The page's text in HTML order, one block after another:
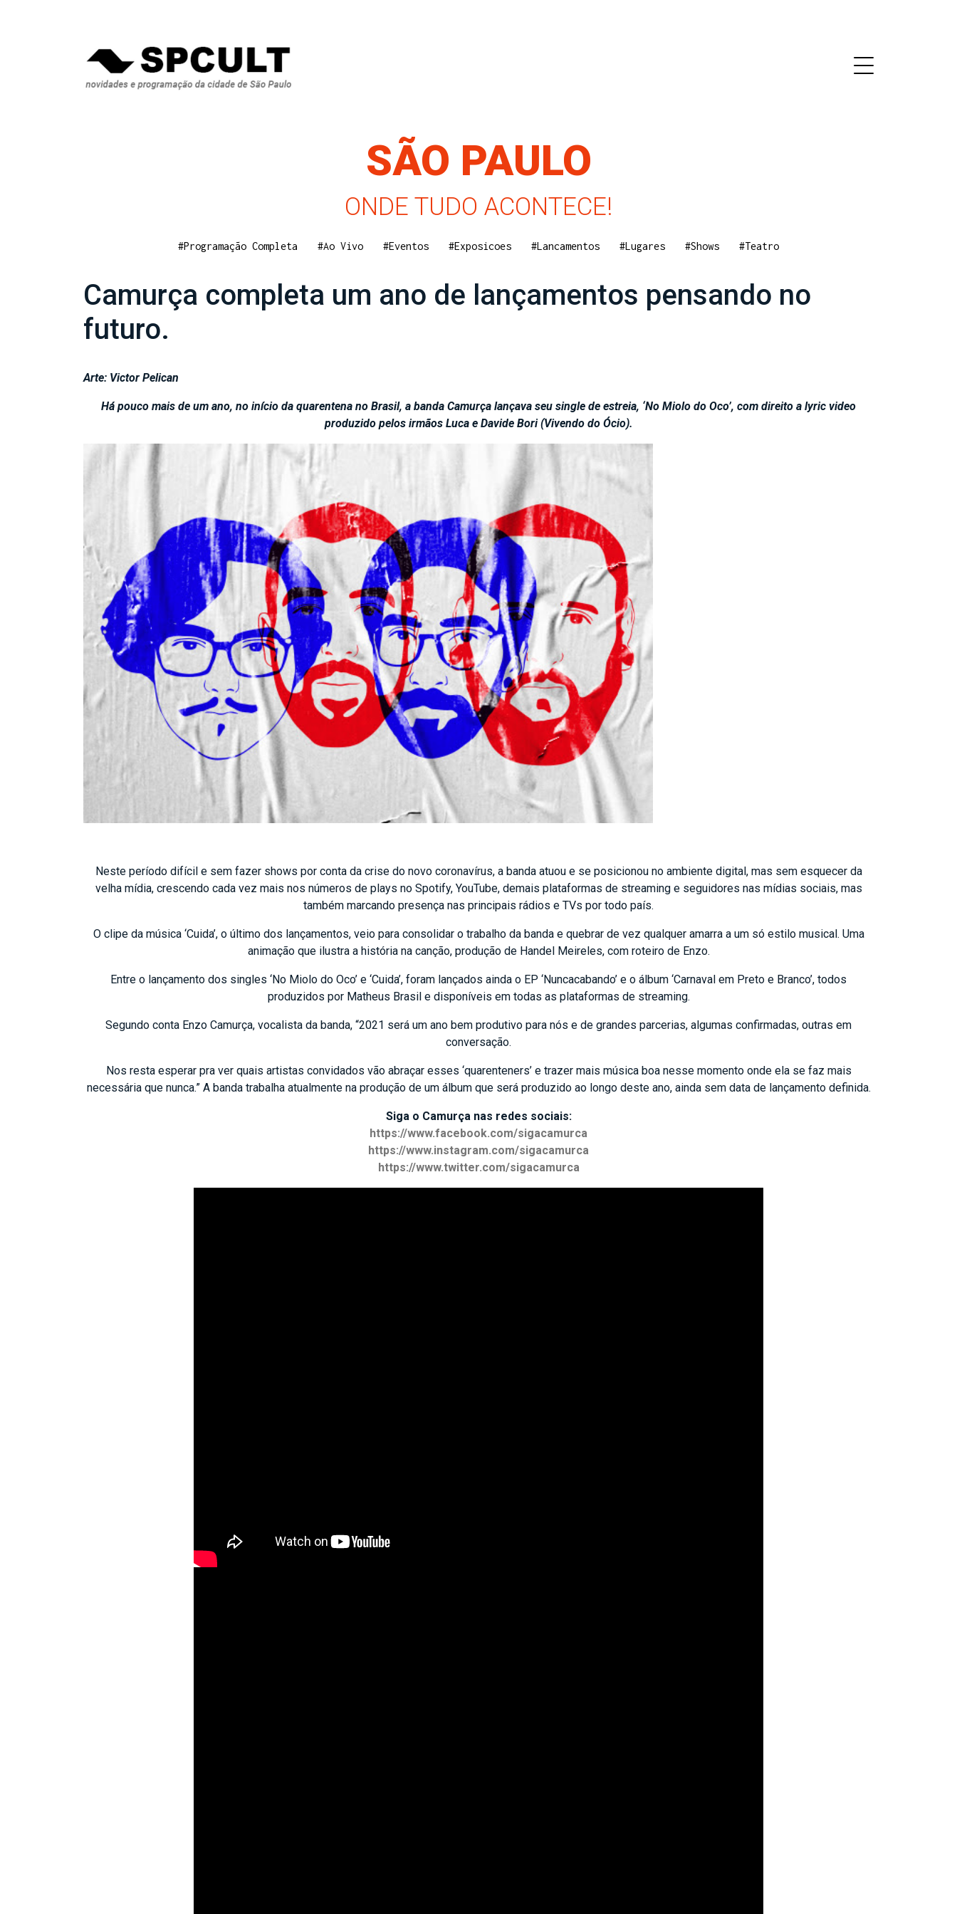
SÃO PAULO
ONDE TUDO ACONTECE!
#Programação Completa #Ao Vivo #Eventos #Exposicoes #Lancamentos #Lugares #Shows #Teatro
Camurça completa um ano de lançamentos pensando no
futuro.
Arte: Victor Pelican
Há pouco mais de um ano, no início da quarentena no Brasil, a banda Camurça lançava seu single de estreia, ‘No Miolo do Oco’, com direito a lyric video
produzido pelos irmãos Luca e Davide Bori (Vivendo do Ócio).
Neste período difícil e sem fazer shows por conta da crise do novo coronavírus, a banda atuou e se posicionou no ambiente digital, mas sem esquecer da
velha mídia, crescendo cada vez mais nos números de plays no Spotify, YouTube, demais plataformas de streaming e seguidores nas mídias sociais, mas
também marcando presença nas principais rádios e TVs por todo país.
O clipe da música ‘Cuida’, o último dos lançamentos, veio para consolidar o trabalho da banda e quebrar de vez qualquer amarra a um só estilo musical. Uma
animação que ilustra a história na canção, produção de Handel Meireles, com roteiro de Enzo.
Entre o lançamento dos singles ‘No Miolo do Oco’ e ‘Cuida’, foram lançados ainda o EP ‘Nuncacabando’ e o álbum ‘Carnaval em Preto e Branco’, todos
produzidos por Matheus Brasil e disponíveis em todas as plataformas de streaming.
Segundo conta Enzo Camurça, vocalista da banda, “2021 será um ano bem produtivo para nós e de grandes parcerias, algumas confirmadas, outras em
conversação.
Nos resta esperar pra ver quais artistas convidados vão abraçar esses ‘quarenteners’ e trazer mais música boa nesse momento onde ela se faz mais
necessária que nunca.” A banda trabalha atualmente na produção de um álbum que será produzido ao longo deste ano, ainda sem data de lançamento definida.
Siga o Camurça nas redes sociais:
https://www.facebook.com/sigacamurca
https://www.instagram.com/sigacamurca
https://www.twitter.com/sigacamurca